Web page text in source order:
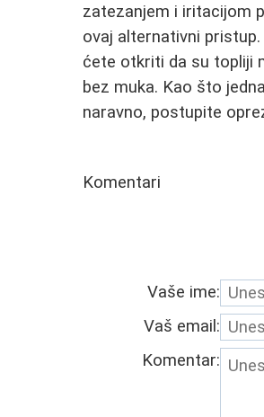
zatezanjem i iritacijom
ovaj alternativni
ćete otkriti da su topliji
bez muka. Kao što
naravno, postupite
Komentari
Vaše ime:
Vaš email:
Komentar: